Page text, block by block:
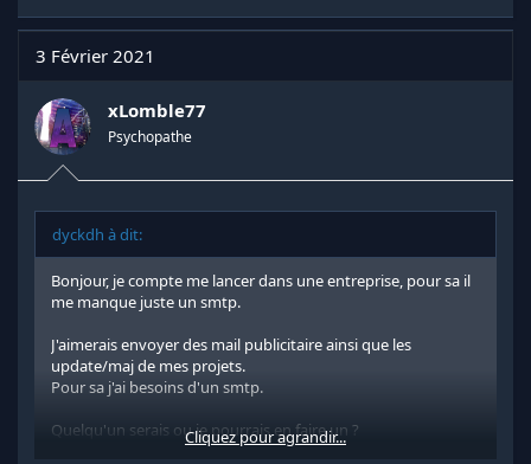
i
o
n
3 Février 2021
xLomble77
Psychopathe
dyckdh à dit:
Bonjour, je compte me lancer dans une entreprise, pour sa il
me manque juste un smtp.
J'aimerais envoyer des mail publicitaire ainsi que les
update/maj de mes projets.
Pour sa j'ai besoins d'un smtp.
Quelqu'un serais ou je pourrais en faire un ?
J'ai un vps à disposition si besoins
Cliquez pour agrandir...